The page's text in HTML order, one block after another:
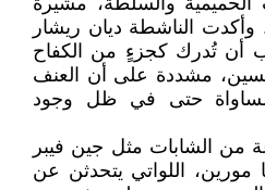
وأكدت الناشطة ديان ريشار
أن تُدرك كجزءٍ من الكفاح
مشددة على أن العنف
حتى في ظل وجود
من الشابات مثل جين فيبر
مورين، اللواتي يتحدثن عن